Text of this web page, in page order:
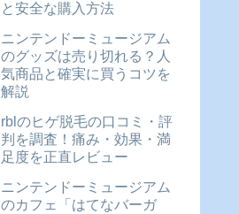
と安全な購入方法
ニンテンドーミュージアム
のグッズは売り切れる？人
気商品と確実に買うコツを
解説
rblのヒゲ脱毛の口コミ・評
判を調査！痛み・効果・満
足度を正直レビュー
ニンテンドーミュージアム
のカフェ「はてなバーガ